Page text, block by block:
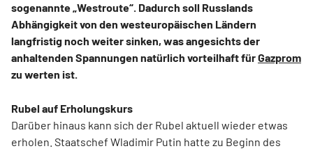
sogenannte „Westroute“. Dadurch soll Russlands
Abhängigkeit von den westeuropäischen Ländern
langfristig noch weiter sinken, was angesichts der
anhaltenden Spannungen natürlich vorteilhaft fürGazprom
zu werten ist.
Rubel auf Erholungskurs
Darüber hinaus kann sich der Rubel aktuell wieder etwas
erholen. Staatschef Wladimir Putin hatte zu Beginn des